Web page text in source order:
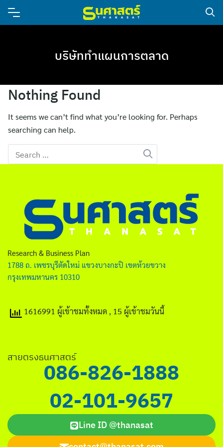
ไทย
English
บริษัททำแผนการตลาด
Nothing Found
It seems we can’t find what you’re looking for. Perhaps
searching can help.
Search
for:
Research & Business Plan
1788 ถ. เพชรบุรีตัดใหม่ แขวงบางกะปิ เขตห้วยขวาง
กรุงเทพมหานคร 10310
1616991 ผู้เข้าชมทั้งหมด , 15 ผู้เข้าชมวันนี้
สายตรงธนศาสตร์
086-826-1888
02-101-9657
Line ID @thanasat